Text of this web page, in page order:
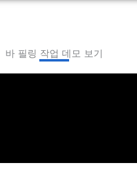
바 필링 작업 데모 보기